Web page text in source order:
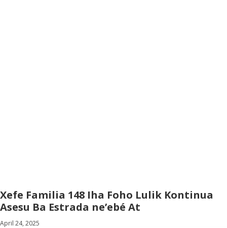
Xefe Familia 148 Iha Foho Lulik Kontinua
Asesu Ba Estrada ne’ebé At
April 24, 2025